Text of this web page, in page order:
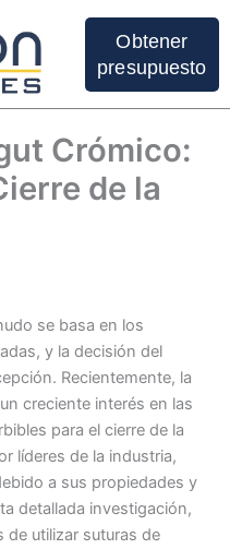
Obtener
presupuesto
Crómico:
de la
se basa en los
y la decisión del
Recientemente, la
creciente interés en las
para el cierre de la
líderes de la industria,
a sus propiedades y
detallada investigación,
de utilizar suturas de